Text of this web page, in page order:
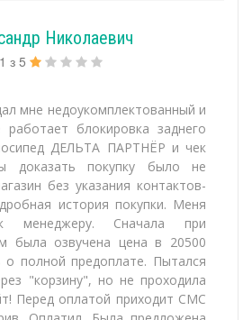
Николаевич
1 з 5
мне недоукомплектованный и
блокировка заднего
ДЕЛЬТА ПАРТНЁР и чек
доказать покупку было не
без указания контактов-
история покупки. Меня
к менеджеру. Сначала при
была озвучена цена в 20500
о полной предоплате. Пытался
"корзину", но не проходила
Перед оплатой приходит СМС